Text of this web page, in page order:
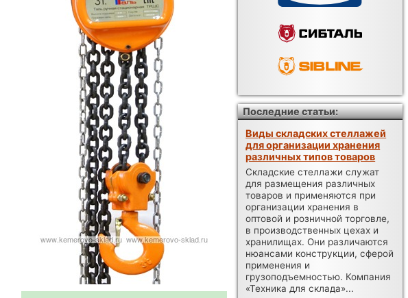
Последние статьи:
Виды складских стеллажей
для организации хранения
различных типов товаров
Складские стеллажи служат
для размещения различных
товаров и применяются при
организации хранения в
оптовой и розничной торговле,
в производственных цехах и
хранилищах. Они различаются
нюансами конструкции, сферой
применения и
грузоподъемностью. Компания
«Техника для склада»...